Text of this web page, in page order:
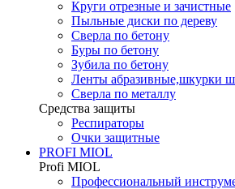
Круги отрезные и зачистные
Пыльные диски по дереву
Сверла по бетону
Буры по бетону
Зубила по бетону
Ленты абразивные,шкурки
Сверла по металлу
Средства защиты
Респираторы
Очки защитные
PROFI MIOL
Profi MIOL
Профессиональный